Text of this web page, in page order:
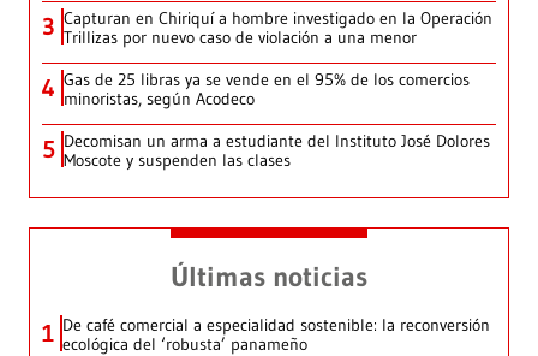
3 Capturan en Chiriquí a hombre investigado en la Operación
Trillizas por nuevo caso de violación a una menor
4 Gas de 25 libras ya se vende en el 95% de los comercios
minoristas, según Acodeco
5 Decomisan un arma a estudiante del Instituto José Dolores
Moscote y suspenden las clases
Últimas noticias
1 De café comercial a especialidad sostenible: la reconversión
ecológica del ‘robusta’ panameño